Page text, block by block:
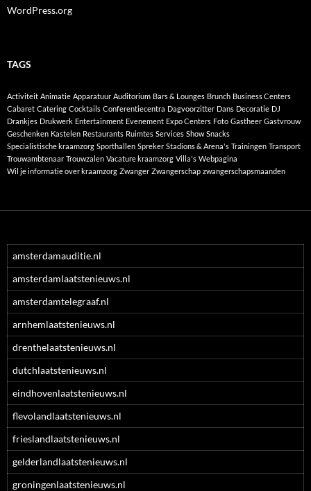
WordPress.org
TAGS
Activiteit Animatie Apparatuur Auditorium Bars & Lounges Brunch Business Centers
Cabaret Catering Cocktails Conferentiecentra Dagvoorzitter Dans Decoratie DJ
Drankjes Drukwerk Entertainment Evenement Expo Centers Foto Gastheer Gastvrouw
Geschenken Kastelen Restaurants Ruimtes Services Show Snacks
Specialistische kraamzorg Sporthallen Spreker Stadions & Arena's Trainingen Transport
Trouwambtenaar Trouwzalen Vacature kraamzorg Villa's Webpagina
Wil je informatie over kraamzorg Zwanger Zwangerschap zwangerschapsmaanden
amsterdamauditie.nl
amsterdamlaatstenieuws.nl
amsterdamtelegraaf.nl
arnhemlaatstenieuws.nl
drenthelaatstenieuws.nl
dutchlaatstenieuws.nl
eindhovenlaatstenieuws.nl
flevolandlaatstenieuws.nl
frieslandlaatstenieuws.nl
gelderlandlaatstenieuws.nl
groningenlaatstenieuws.nl